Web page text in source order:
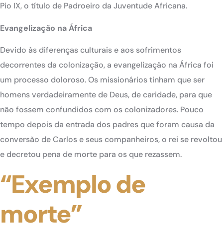
Pio IX, o título de Padroeiro da Juventude Africana.
Evangelização na África
Devido às diferenças culturais e aos sofrimentos
decorrentes da colonização, a evangelização na África foi
um processo doloroso. Os missionários tinham que ser
homens verdadeiramente de Deus, de caridade, para que
não fossem confundidos com os colonizadores. Pouco
tempo depois da entrada dos padres que foram causa da
conversão de Carlos e seus companheiros, o rei se revoltou
e decretou pena de morte para os que rezassem.
“Exemplo de
morte”